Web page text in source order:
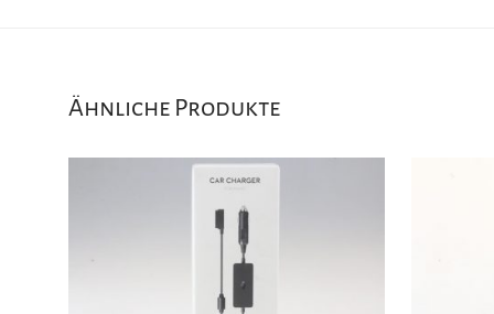
Ähnliche Produkte